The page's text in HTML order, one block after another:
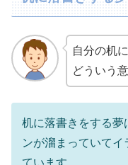
自分の机
どういう
机に落書きをする夢
ンが溜まっていて
ています。